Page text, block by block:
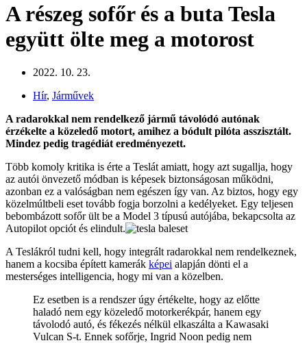
A részeg sofőr és a buta Tesla
együtt ölte meg a motorost
2022. 10. 23.
Hír, Járművek
A radarokkal nem rendelkező jármű távolódó autónak
érzékelte a közeledő motort, amihez a bódult pilóta asszisztált.
Mindez pedig tragédiát eredményezett.
Több komoly kritika is érte a Teslát amiatt, hogy azt sugallja, hogy
az autói önvezető módban is képesek biztonságosan működni,
azonban ez a valóságban nem egészen így van. Az biztos, hogy egy
közelmúltbeli eset tovább fogja borzolni a kedélyeket. Egy teljesen
bebombázott sofőr ült be a Model 3 típusú autójába, bekapcsolta az
Autopilot opciót és elindult.
A Teslákról tudni kell, hogy integrált radarokkal nem rendelkeznek,
hanem a kocsiba épített kamerák képei alapján dönti el a
mesterséges intelligencia, hogy mi van a közelben.
Ez esetben is a rendszer úgy értékelte, hogy az előtte
haladó nem egy közeledő motorkerékpár, hanem egy
távolodó autó, és fékezés nélkül elkaszálta a Kawasaki
Vulcan S-t. Ennek sofőrje, Ingrid Noon pedig nem